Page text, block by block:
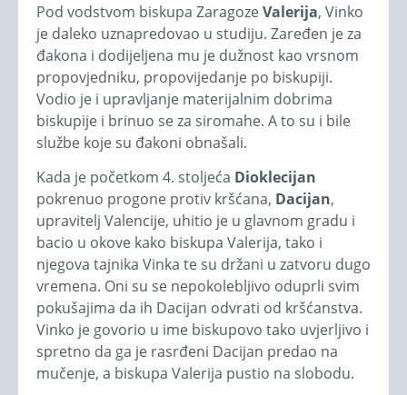
Pod vodstvom biskupa ZaragozeValerija, Vinko
je daleko uznapredovao u studiju. Zaređen je za
đakona i dodijeljena mu je dužnost kao vrsnom
propovjedniku, propovijedanje po biskupiji.
Vodio je i upravljanje materijalnim dobrima
biskupije i brinuo se za siromahe. A to su i bile
službe koje su đakoni obnašali.
Kada je početkom 4. stoljeća Dioklecijan
pokrenuo progone protiv kršćana, Dacijan,
upravitelj Valencije, uhitio je u glavnom gradu i
bacio u okove kako biskupa Valerija, tako i
njegova tajnika Vinka te su držani u zatvoru dugo
vremena. Oni su se nepokolebljivo oduprli svim
pokušajima da ih Dacijan odvrati od kršćanstva.
Vinko je govorio u ime biskupovo tako uvjerljivo i
spretno da ga je rasrđeni Dacijan predao na
mučenje, a biskupa Valerija pustio na slobodu.